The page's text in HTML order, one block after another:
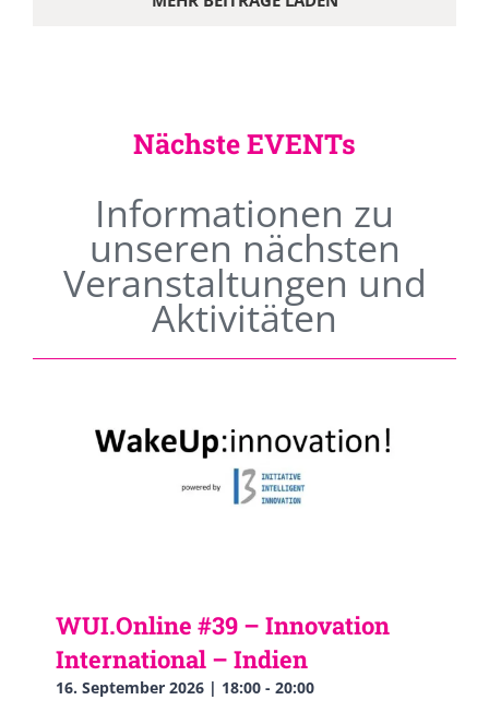
Nächste EVENTs
Informationen zu
unseren nächsten
Veranstaltungen und
Aktivitäten
WUI.Online #39 – Innovation
International – Indien
16. September 2026 | 18:00 - 20:00